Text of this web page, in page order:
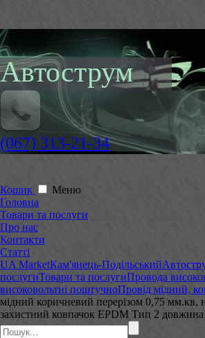
Автострум
(067) 313-21-34
Кошик
Меню
Головна
Товари та послуги
Про нас
Контакти
Статті
UA MarketКам'янець-Подільський
послугиТовари та послугиПровода
високовольтні поштучноПровід мідний,
мідний коричневий перерізом 0,75 мм.кв,
захистний ковпачок EPDM Тип 2